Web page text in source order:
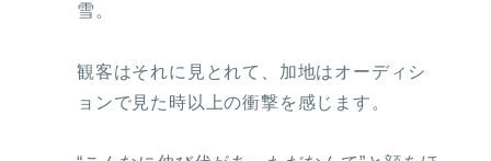
雪。
観客はそれに見とれて、加地はオーディシ
ョンで見た時以上の衝撃を感じます。